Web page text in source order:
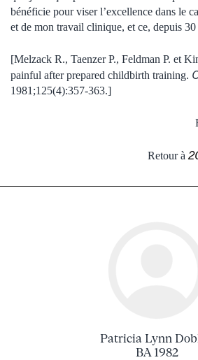
bénéficie pour viser l’excellence dans le
et de mon travail clinique, et ce, depuis 30
[Melzack R., Taenzer P., Feldman P. et
painful after prepared childbirth training.
1981;125(4):357-363.]
Retour à
Patricia Lynn
BA 1982